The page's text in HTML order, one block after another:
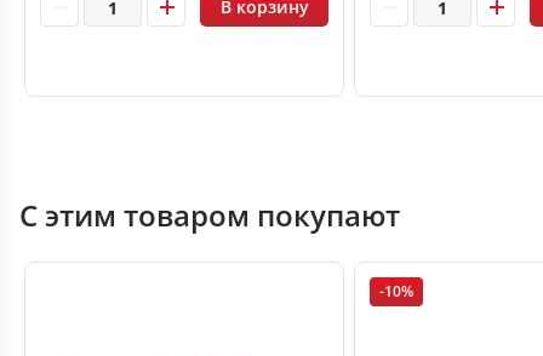
В корзину
С этим товаром покупают
-10%